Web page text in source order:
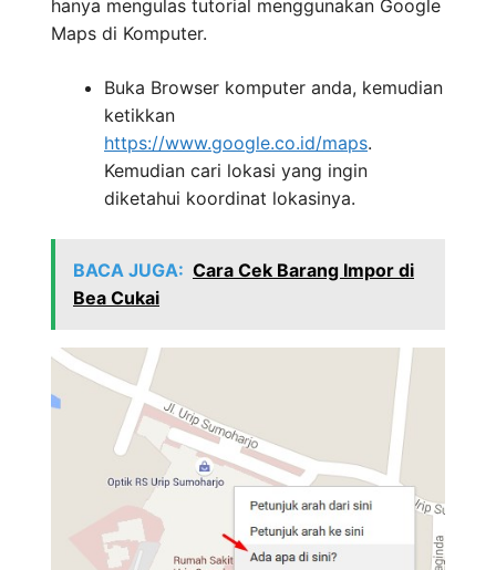
hanya mengulas tutorial menggunakan Google
Maps di Komputer.
Buka Browser komputer anda, kemudian
ketikkan
https://www.google.co.id/maps.
Kemudian cari lokasi yang ingin
diketahui koordinat lokasinya.
BACA JUGA: Cara Cek Barang Impor di
Bea Cukai